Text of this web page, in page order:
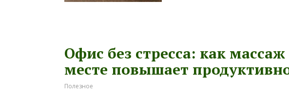
Офис без стресса: как
месте повышает
Полезное